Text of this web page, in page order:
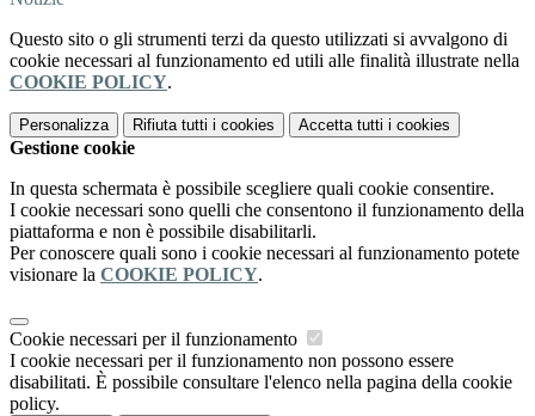
Questo sito o gli strumenti terzi da questo utilizzati si avvalgono di
cookie necessari al funzionamento ed utili alle finalità illustrate nella
COOKIE POLICY.
Personalizza Rifiuta tutti i cookies Accetta tutti i cookies
Gestione cookie
In questa schermata è possibile scegliere quali cookie consentire.
I cookie necessari sono quelli che consentono il funzionamento della
piattaforma e non è possibile disabilitarli.
Per conoscere quali sono i cookie necessari al funzionamento potete
visionare la COOKIE POLICY.
Cookie necessari per il funzionamento
I cookie necessari per il funzionamento non possono essere
disabilitati. È possibile consultare l'elenco nella pagina della cookie
policy.